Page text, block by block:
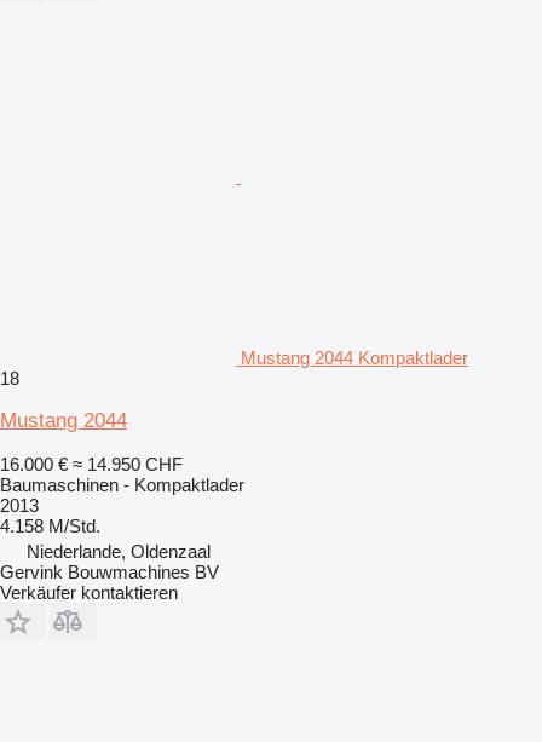
Mustang 2044 Kompaktlader
18
Mustang 2044
16.000 € ≈ 14.950 CHF
Baumaschinen - Kompaktlader
2013
4.158 M/Std.
Niederlande, Oldenzaal
Gervink Bouwmachines BV
Verkäufer kontaktieren